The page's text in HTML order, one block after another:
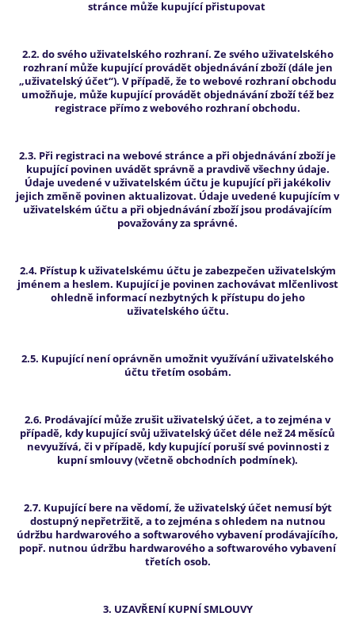
stránce může kupující přistupovat
2.2. do svého uživatelského rozhraní. Ze svého uživatelského
rozhraní může kupující provádět objednávání zboží (dále jen
„uživatelský účet“). V případě, že to webové rozhraní obchodu
umožňuje, může kupující provádět objednávání zboží též bez
registrace přímo z webového rozhraní obchodu.
2.3. Při registraci na webové stránce a při objednávání zboží je
kupující povinen uvádět správně a pravdivě všechny údaje.
Údaje uvedené v uživatelském účtu je kupující při jakékoliv
jejich změně povinen aktualizovat. Údaje uvedené kupujícím v
uživatelském účtu a při objednávání zboží jsou prodávajícím
považovány za správné.
2.4. Přístup k uživatelskému účtu je zabezpečen uživatelským
jménem a heslem. Kupující je povinen zachovávat mlčenlivost
ohledně informací nezbytných k přístupu do jeho
uživatelského účtu.
2.5. Kupující není oprávněn umožnit využívání uživatelského
účtu třetím osobám.
2.6. Prodávající může zrušit uživatelský účet, a to zejména v
případě, kdy kupující svůj uživatelský účet déle než 24 měsíců
nevyužívá, či v případě, kdy kupující poruší své povinnosti z
kupní smlouvy (včetně obchodních podmínek).
2.7. Kupující bere na vědomí, že uživatelský účet nemusí být
dostupný nepřetržitě, a to zejména s ohledem na nutnou
údržbu hardwarového a softwarového vybavení prodávajícího,
popř. nutnou údržbu hardwarového a softwarového vybavení
třetích osob.
3. UZAVŘENÍ KUPNÍ SMLOUVY